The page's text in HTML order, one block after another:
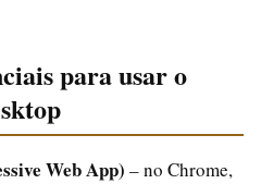
para usar o
Web App) – no Chrome,